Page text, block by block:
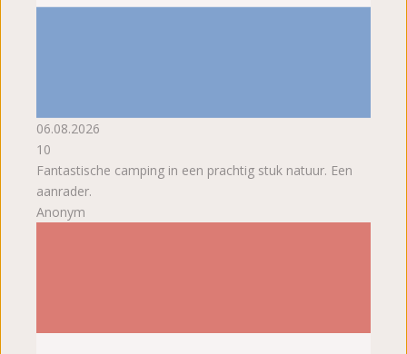
06.08.2026
10
Fantastische camping in een prachtig stuk natuur. Een
aanrader.
Anonym